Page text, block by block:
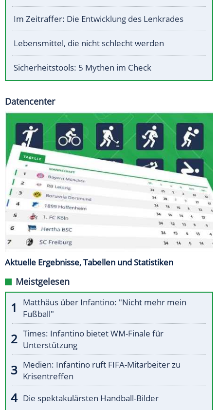
Im Zeitraffer: Die Entwicklung des Lenkrades
Lebensmittel, die nicht schlecht werden
Sicherheitstools: 5 Mythen im Check
Datencenter
Aktuelle Ergebnisse, Tabellen und Statistiken
Meistgelesen
Matthäus über Infantino: "Nicht mehr mein
Fußball"
Times: Infantino bietet WM-Finale für
Unterstützung
Medien: Infantino ruft FIFA-Mitarbeiter zu
Krisentreffen
Die spektakulärsten Handball-Bilder